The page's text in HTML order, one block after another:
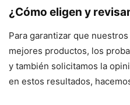
¿Cómo eligen y
Para garantizar que
mejores productos, los
y también solicitamos la
en estos resultados,